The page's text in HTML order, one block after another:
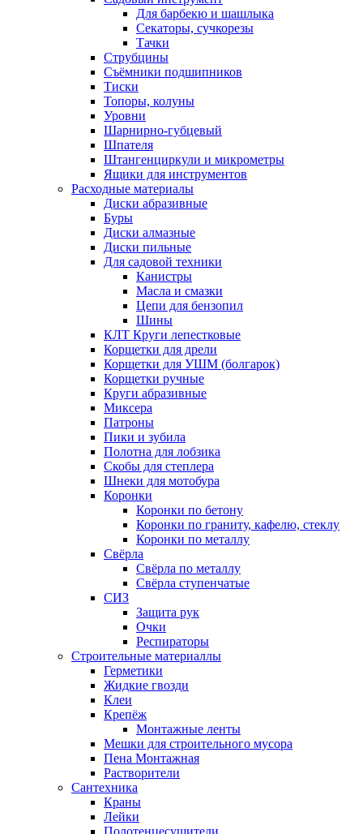
Для барбекю и шашлыка
Секаторы, сучкорезы
Тачки
Струбцины
Съёмники подшипников
Тиски
Топоры, колуны
Уровни
Шарнирно-губцевый
Шпателя
Штангенциркули и микрометры
Ящики для инструментов
Расходные материалы
Диски абразивные
Буры
Диски алмазные
Диски пильные
Для садовой техники
Канистры
Масла и смазки
Цепи для бензопил
Шины
КЛТ Круги лепестковые
Корщетки для дрели
Корщетки для УШМ (болгарок)
Корщетки ручные
Круги абразивные
Миксера
Патроны
Пики и зубила
Полотна для лобзика
Скобы для степлера
Шнеки для мотобура
Коронки
Коронки по бетону
Коронки по граниту, кафелю, стеклу
Коронки по металлу
Свёрла
Свёрла по металлу
Свёрла ступенчатые
СИЗ
Защита рук
Очки
Респираторы
Строительные материаллы
Герметики
Жидкие гвозди
Клеи
Крепёж
Монтажные ленты
Мешки для строительного мусора
Пена Монтажная
Растворители
Сантехника
Краны
Лейки
Полотенцесушители